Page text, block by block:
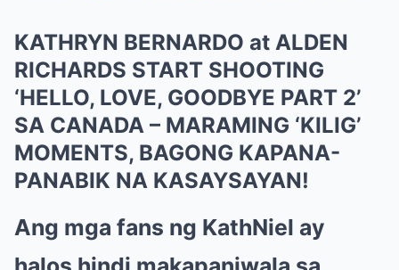
KATHRYN BERNARDO at ALDEN
RICHARDS START SHOOTING
‘HELLO, LOVE, GOODBYE PART 2’
SA CANADA – MARAMING ‘KILIG’
MOMENTS, BAGONG KAPANA-
PANABIK NA KASAYSAYAN!
Ang mga fans ng KathNiel ay